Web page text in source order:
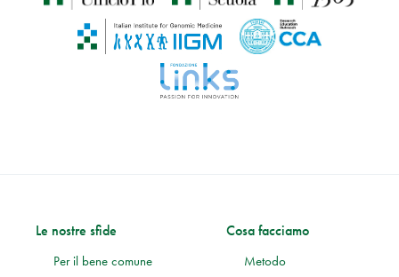
Le nostre sfide
Per il bene comune
Cosa facciamo
Metodo